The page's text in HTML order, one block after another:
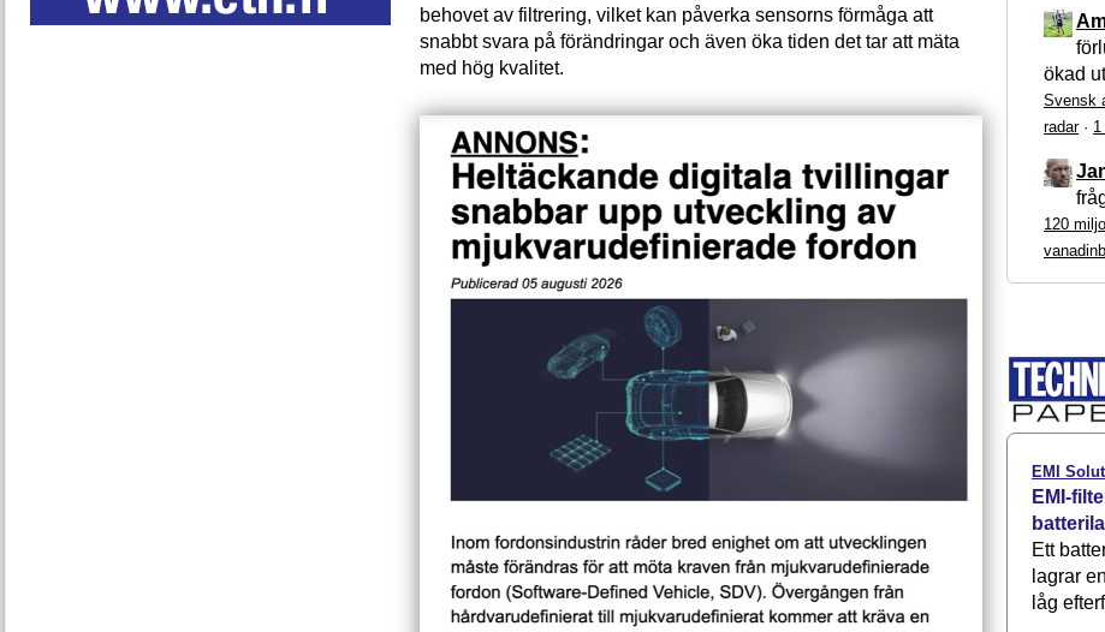
behovet av filtrering, vilket kan påverka sensorns förmåga att
snabbt svara på förändringar och även öka tiden det tar att mäta
med hög kvalitet.
ökad
Svensk
radar·
120
EMI
EMI-
Ett
lagrar
låg